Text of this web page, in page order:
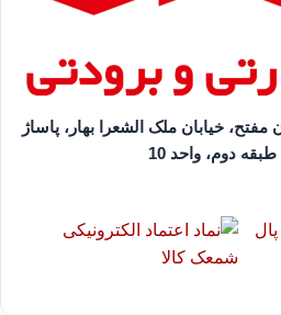
مفتح، خیابان ملک الشعرا بهار، پاساژ
دوم، واحد 10